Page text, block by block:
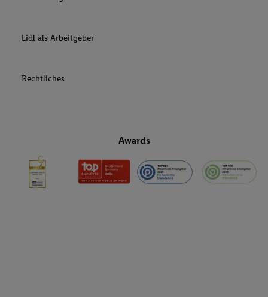
Lidl als Arbeitgeber
Rechtliches
Awards